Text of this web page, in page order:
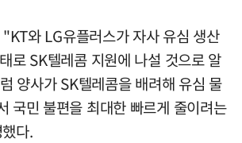
와 LG유플러스가 자사 유심 생산
로 SK텔레콤 지원에 나설 것으로 알
양사가 SK텔레콤을 배려해 유심 물
국민 불편을 최대한 빠르게 줄이려는
다.